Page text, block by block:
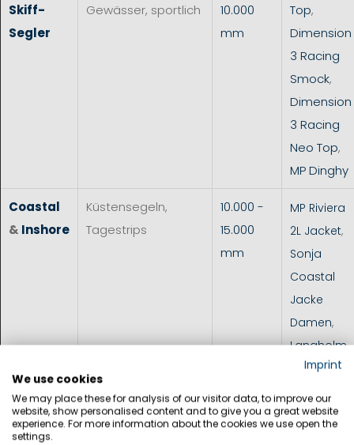
Skiff-
Segler
Gewässer, sportlich
10.000
mm
Top,
Dimension
3 Racing
Smock,
Dimension
3 Racing
Neo Top,
MP Dinghy
Coastal
& Inshore
Küstensegeln,
Tagestrips
10.000 -
15.000
mm
MP Riviera
2L Jacket,
Sonja
Coastal
Jacke
Damen,
Langholm
Coastal
Herren,
Imprint
We use cookies
We may place these for analysis of our visitor data, to improve our
website, show personalised content and to give you a great website
experience. For more information about the cookies we use open the
settings.